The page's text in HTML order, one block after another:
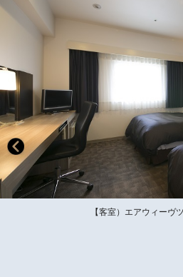
【客室）エアウィー